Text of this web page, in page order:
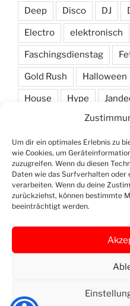
Um dir ein optimales Erlebnis zu
wie Cookies, um
zuzugreifen. Wenn du diesen
Daten wie das Surfverhalten oder
verarbeiten. Wenn du deine
zurückziehst, können bestimmte
beeinträchtigt werden.
Deep Disco DJ
Electro elektronisch
Faschingsdienstag
Gold Rush Halloween
House Hype
Manic
Minimal Minimarc
Pendelmann
Samstag Shawn Deep
Vinyl
Yelp